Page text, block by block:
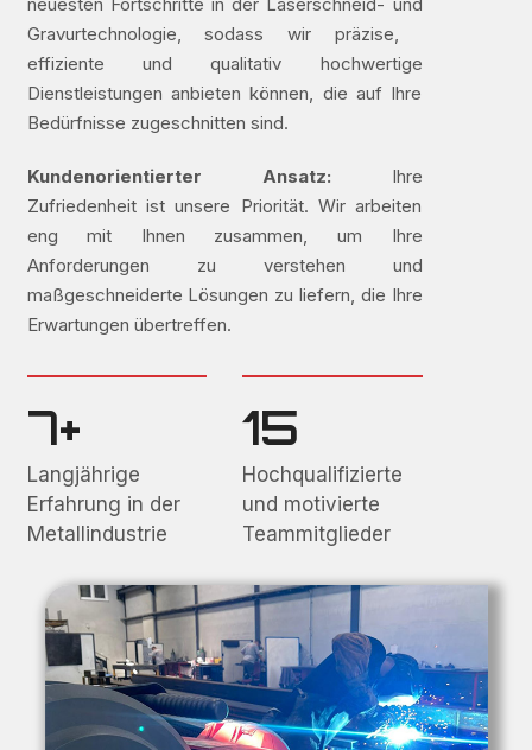
Gravurtechnologie, sodass wir präzise, ​​
effiziente und qualitativ hochwertige
Dienstleistungen anbieten können, die auf Ihre
Bedürfnisse zugeschnitten sind.
Kundenorientierter Ansatz: Ihre
Zufriedenheit ist unsere Priorität. Wir arbeiten
eng mit Ihnen zusammen, um Ihre
Anforderungen zu verstehen und
maßgeschneiderte Lösungen zu liefern, die Ihre
Erwartungen übertreffen.
7+
Langjährige
Erfahrung in der
Metallindustrie
15
Hochqualifizierte
und motivierte
Teammitglieder